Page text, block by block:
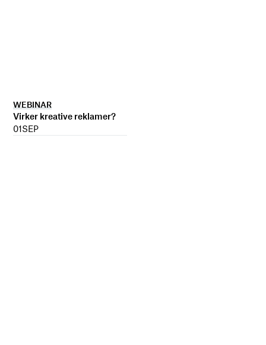
WEBINAR
Virker kreative reklamer?
01SEP